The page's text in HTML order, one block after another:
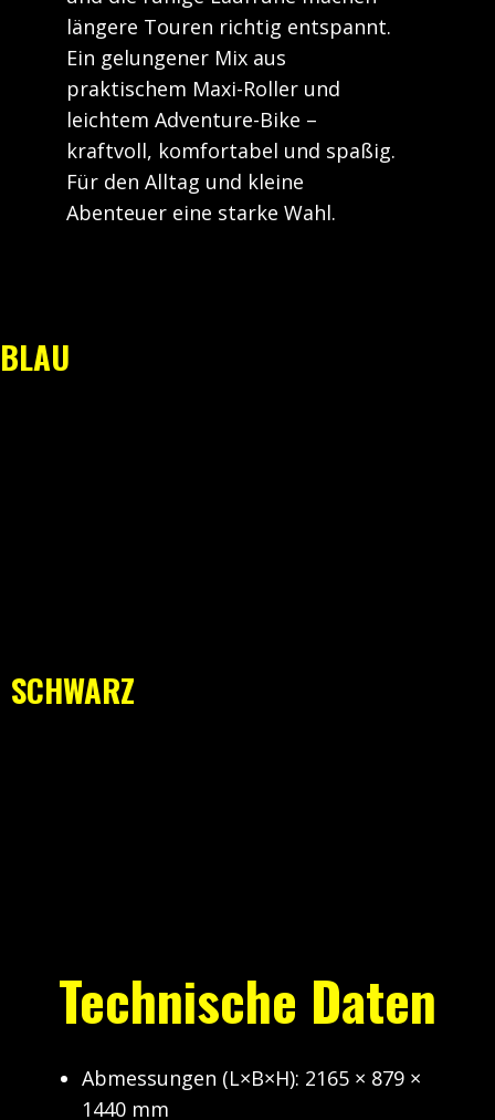
längere Touren richtig entspannt.
Ein gelungener Mix aus
praktischem Maxi-Roller und
leichtem Adventure-Bike –
kraftvoll, komfortabel und spaßig.
Für den Alltag und kleine
Abenteuer eine starke Wahl.
BLAU
SCHWARZ
Technische Daten
Abmessungen (L×B×H): 2165 × 879 ×
1440 mm